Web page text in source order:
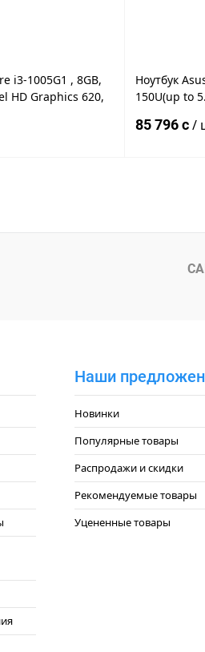
i3-1005G1 , 8GB,
HD Graphics 620,
К сравнению
Ноутбук
150U(up to
Intel
85 796 c/
Купить в 1
Наши
Новинки
Популярные товары
Распродажи и скидки
Рекомендуемые товары
Уцененные товары